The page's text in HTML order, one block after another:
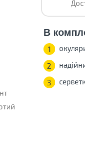
В
1
2
3